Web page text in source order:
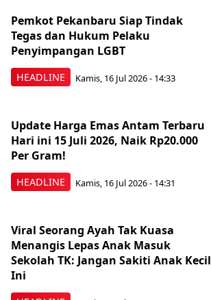
HEADLINE
Pemkot Pekanbaru Siap Tindak
Tegas dan Hukum Pelaku
Penyimpangan LGBT
Kamis, 16 Jul 2026 - 14:33
HEADLINE
Update Harga Emas Antam Terbaru
Hari ini 15 Juli 2026, Naik Rp20.000
Per Gram!
Kamis, 16 Jul 2026 - 14:31
Viral Seorang Ayah Tak Kuasa
Menangis Lepas Anak Masuk
Sekolah TK: Jangan Sakiti Anak Kecil
Ini